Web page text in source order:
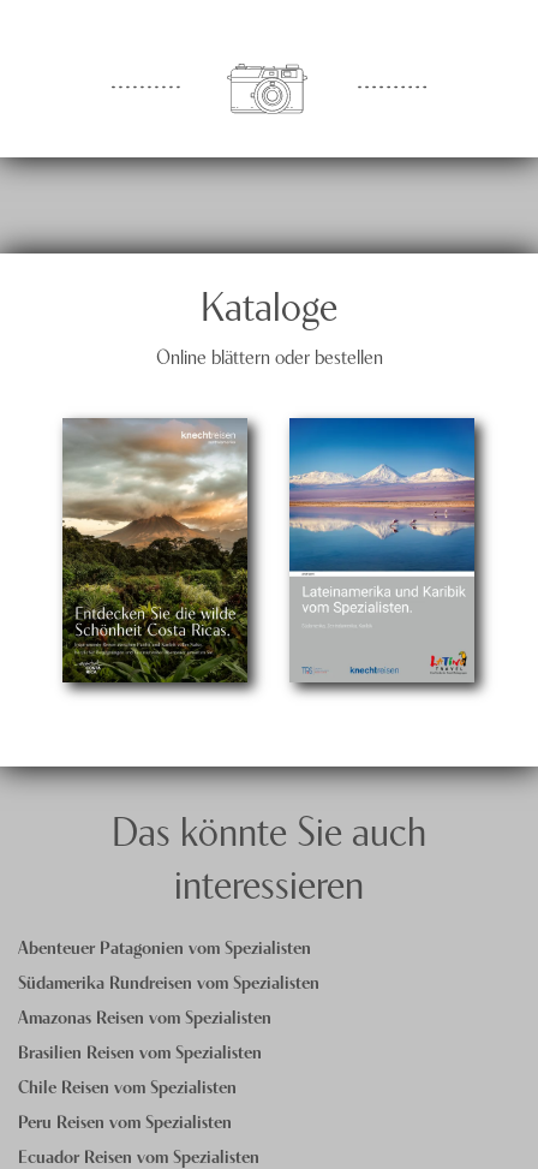
Kataloge
Online blättern oder bestellen
Das könnte Sie auch
interessieren
Abenteuer Patagonien vom Spezialisten
Südamerika Rundreisen vom Spezialisten
Amazonas Reisen vom Spezialisten
Brasilien Reisen vom Spezialisten
Chile Reisen vom Spezialisten
Peru Reisen vom Spezialisten
Ecuador Reisen vom Spezialisten